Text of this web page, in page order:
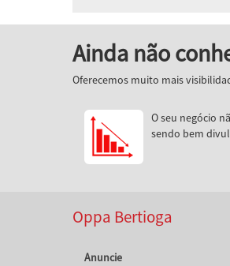
Ainda não
Oferecemos muito mais
O seu negócio
sendo bem
Oppa Bertioga
Anuncie